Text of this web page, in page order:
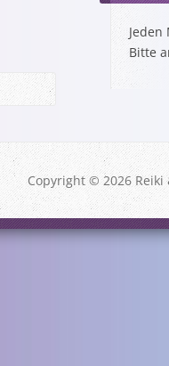
Bitte
Copyright © 2026 Reiki